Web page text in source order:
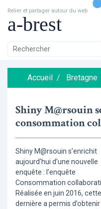
Relier et partager autour du web
a-brest
Accueil / Bretagne
Shiny M@rsouin
consommation
Shiny M@rsouin s’enrichit
aujourd’hui d’une nouvelle
enquête : l’enquête
Consommation
Réalisée en juin 2016, cette
dernière a permis d’obtenir